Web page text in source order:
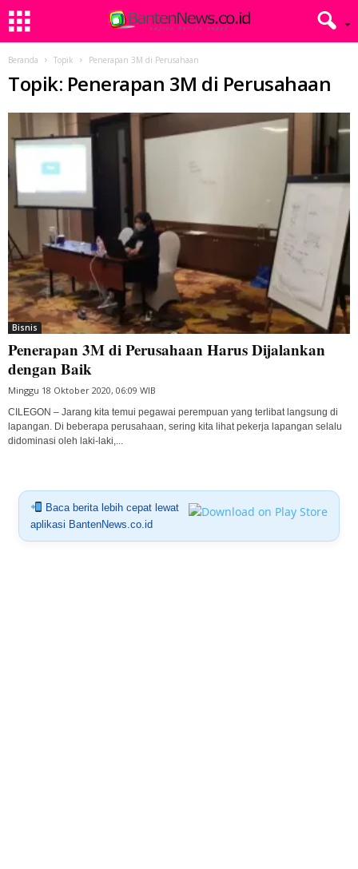
Beranda Topik Penerapan 3M di Perusahaan
Topik: Penerapan 3M di Perusahaan
Bisnis
Penerapan 3M di Perusahaan Harus Dijalankan
dengan Baik
Minggu 18 Oktober 2020, 06:09 WIB
CILEGON – Jarang kita temui pegawai perempuan yang terlibat langsung di
lapangan. Di beberapa perusahaan, sering kita lihat pekerja lapangan selalu
didominasi oleh laki-laki,...
Baca berita lebih cepat lewat
aplikasi BantenNews.co.id